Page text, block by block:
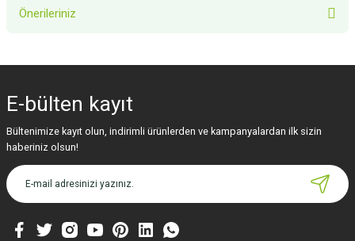
Önerileriniz
Görüş ve önerileriniz için teşekkür ederiz.
Ürün resmi kalitesiz, bozuk veya görüntülenemiyor.
Ürün açıklamasında eksik bilgiler bulunuyor.
Ürün bilgilerinde hatalar bulunuyor.
Bu ürüne benzer farklı alternatifler olmalı.
E-bülten kayıt
Bültenimize kayıt olun, indirimli ürünlerden ve kampanyalardan ilk sizin
haberiniz olsun!